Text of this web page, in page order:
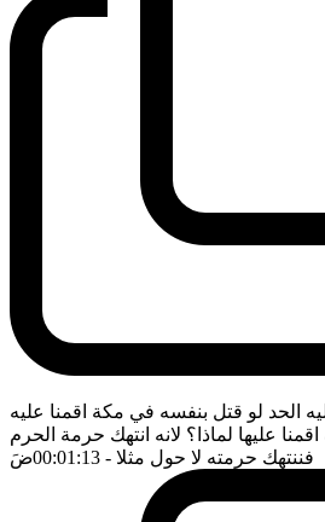
الحد لو قتل بنفسه في مكة اقمنا عليه
عليها لماذا؟ لانه انتهك حرمة الحرم
فننتهك حرمته لا حول مثلا - 00:01:13 ضَ